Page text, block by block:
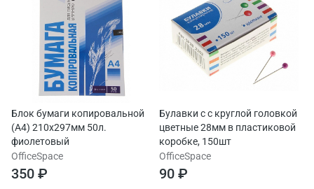
Блок бумаги копировальной
(А4) 210х297мм 50л.
фиолетовый
OfficeSpace
350 ₽
Булавки с с круглой головкой
цветные 28мм в пластиковой
коробке, 150шт
OfficeSpace
90 ₽